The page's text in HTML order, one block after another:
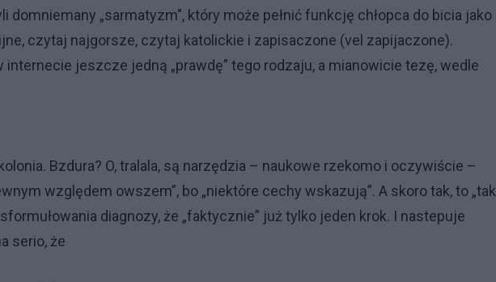
„sarmatyzm", który może pełnić funkcję chłopca do bicia jako
czytaj najgorsze, czytaj katolickie i zapisaczone (vel zapijaczone).
internecie jeszcze jedną „prawdę” tego rodzaju, a mianowicie tezę, wedle
Bzdura? O, tralala, są narzędzia – naukowe rzekomo i oczywiście –
względem owszem”, bo „niektóre cechy wskazują”. A skoro tak, to „tak
sformułowania diagnozy, że „faktycznie” już tylko jeden krok. I nastepuje
serio, że